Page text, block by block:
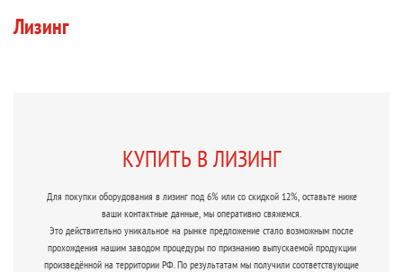
Лизинг
КУПИТЬ В ЛИЗИНГ
Для покупки оборудования в лизинг под 6% или со скидкой 12%, оставьте ниже
ваши контактные данные, мы оперативно свяжемся.
Это действительно уникальное на рынке предложение стало возможным после
прохождения нашим заводом процедуры по признанию выпускаемой продукции
произведённой на территории РФ. По результатам мы получили соответствующие